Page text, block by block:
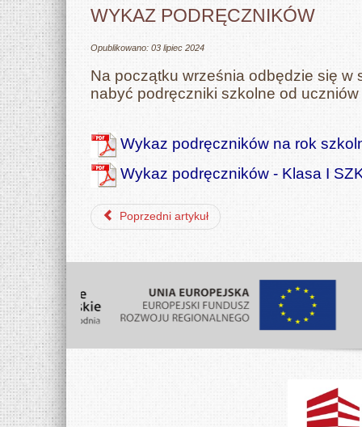
WYKAZ PODRĘCZNIKÓW
Opublikowano: 03 lipiec 2024
Na początku września odbędzie się
nabyć podręczniki szkolne od
Wykaz podręczników na rok
Wykaz podręczników - Klasa I
Poprzedni artykuł